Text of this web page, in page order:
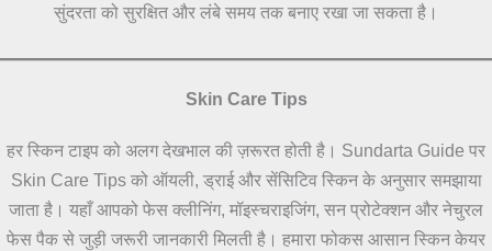
सुंदरता को सुरक्षित और लंबे समय तक बनाए रखा जा सकता है।
Skin Care Tips
हर स्किन टाइप को अलग देखभाल की ज़रूरत होती है। Sundarta Guide पर
Skin Care Tips को ऑयली, ड्राई और सेंसिटिव स्किन के अनुसार समझाया
जाता है। यहाँ आपको फेस क्लीनिंग, मॉइस्चराइजिंग, सन प्रोटेक्शन और नेचुरल
फेस पैक से जुड़ी जरूरी जानकारी मिलती है। हमारा फोकस आसान स्किन केयर